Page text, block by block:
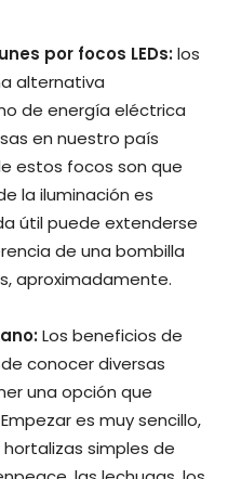
por focos LEDs:los
alternativa
de energía eléctrica
en nuestro país
estos focos son que
la iluminación es
útil puede extenderse
de una bombilla
aproximadamente.
Los beneficios de
conocer diversas
una opción que
es muy sencillo,
simples de